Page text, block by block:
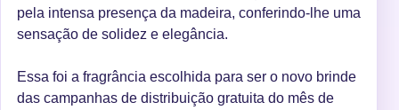
pela intensa presença da madeira, conferindo-lhe uma
sensação de solidez e elegância.
Essa foi a fragrância escolhida para ser o novo brinde
das campanhas de distribuição gratuita do mês de